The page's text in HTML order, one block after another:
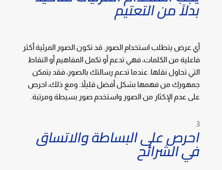
بدلاً من التعتيم
أي عرض يتطلب استخدام الصور. قد تكون الصور المرئية أكثر
فاعلية من الكلمات، فهي تدعم أو تكمل المفاهيم أو النقاط
التي تحاول نقلها. عندما تدعم رسالتك بالصور، فقد يتمكن
جمهورك من فهمها بشكل أفضل قليلاً. ومع ذلك، احرص
على عدم الإكثار من الصور واستخدم صور بسيطة ومرتبة.
احرص على البساطة والاتساق
في الشرائح